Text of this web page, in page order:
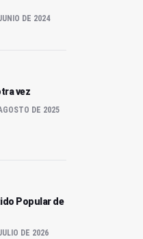
DE 2024
vez
DE 2025
Popular de
DE 2026